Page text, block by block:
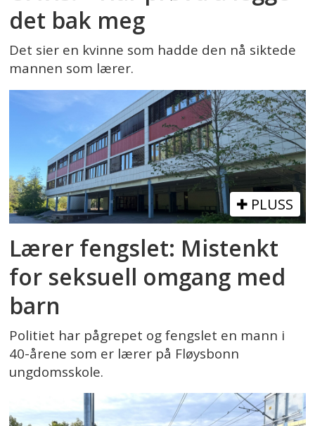
det bak meg
Det sier en kvinne som hadde den nå siktede
mannen som lærer.
PLUSS
Lærer fengslet: Mistenkt
for seksuell omgang med
barn
Politiet har pågrepet og fengslet en mann i
40-årene som er lærer på Fløysbonn
ungdomsskole.